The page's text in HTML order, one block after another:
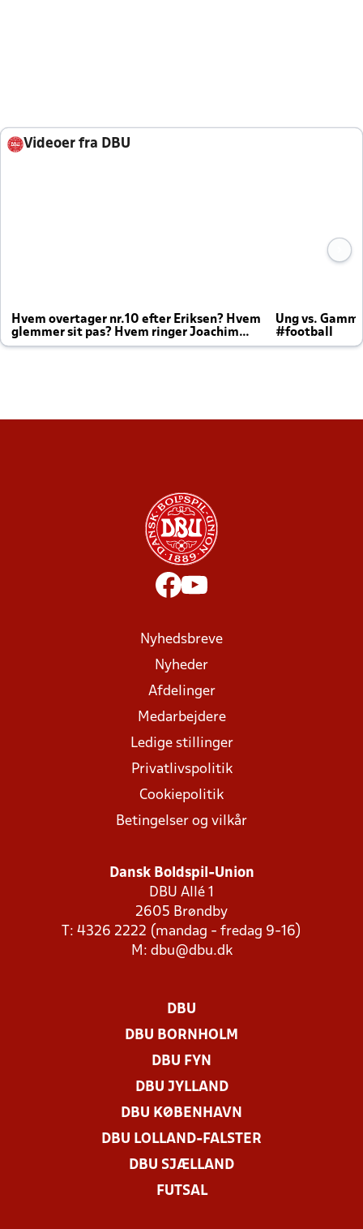
Videoer fra DBU
Hvem overtager nr.10 efter Eriksen? Hvem
glemmer sit pas? Hvem ringer Joachim
altid til efter kampe?
Ung vs.
#football
Nyhedsbreve
Nyheder
Afdelinger
Medarbejdere
Ledige stillinger
Privatlivspolitik
Cookiepolitik
Betingelser og vilkår
Dansk Boldspil-Union
DBU Allé 1
2605 Brøndby
T: 4326 2222 (mandag - fredag 9-16)
M: dbu@dbu.dk
DBU
DBU BORNHOLM
DBU FYN
DBU JYLLAND
DBU KØBENHAVN
DBU LOLLAND-FALSTER
DBU SJÆLLAND
FUTSAL